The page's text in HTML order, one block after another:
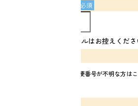
必須
※携帯キャリアのメールはお控えくださ
郵便番号が不明な方は